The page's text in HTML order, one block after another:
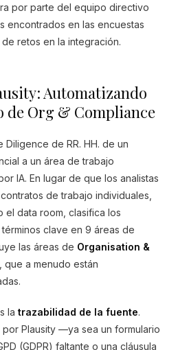
por parte del equipo directivo
encontrados en las encuestas
retos en la integración.
Automatizando
de Org & Compliance
Diligence de RR. HH. de un
a un área de trabajo
IA. En lugar de que los analistas
de trabajo individuales,
el data room, clasifica los
clave en 9 áreas de
las áreas de Organisation &
, que a menudo están
la trazabilidad de la fuente.
Plausity —ya sea un formulario
(GDPR) faltante o una cláusula